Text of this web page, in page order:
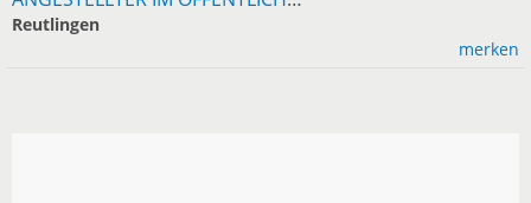
Reutlingen
merken